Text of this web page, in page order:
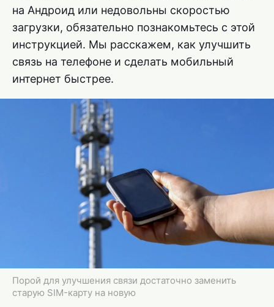
на Андроид или недовольны скоростью
загрузки, обязательно познакомьтесь с этой
инструкцией. Мы расскажем, как улучшить
связь на телефоне и сделать мобильный
интернет быстрее.
Порой для улучшения связи достаточно заменить
старую SIM-карту на новую